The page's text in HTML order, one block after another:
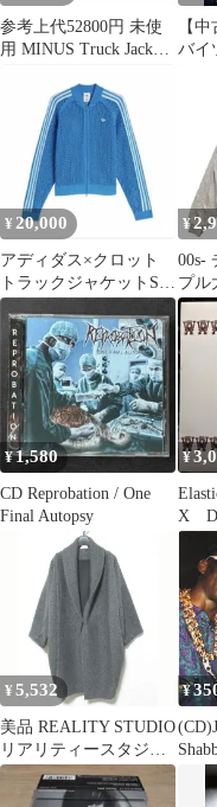
参考上代52800円 未使
用 MINUS Truck Jacket
ャケット ボロ マイナス
M-P1-LO9 インディゴ 1
（11283M）
【
バイ
¥ 20,000
アディダス×クロット
トラックジャケットSサ
イズ
¥
00s-
プル
パー
着
¥1,580
CD Reprobation / One
Final Autopsy
¥
X
¥5,532
美品 REALITY STUDIO
リアリティースタジオ
コクーンボリュームコ
ート 15020570003330 サ
¥